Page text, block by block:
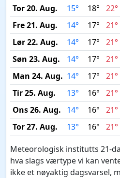
Tor 20. Aug. 15° 18° 22°
Fre 21. Aug.
14° 17° 21°
Lør 22. Aug.
14° 17° 21°
Søn 23. Aug.
14° 17° 21°
Man 24. Aug. 14° 17° 21°
Tir 25. Aug.
13° 16° 21°
Ons 26. Aug.
14° 16° 21°
Tor 27. Aug.
13° 16° 21°
Meteorologisk institutts 21-
hva slags værtype vi kan
ikke et nøyaktig dagsvarsel,